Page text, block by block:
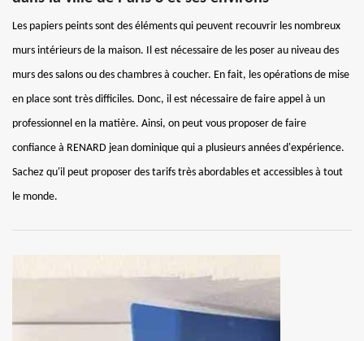
Les papiers peints sont des éléments qui peuvent recouvrir les nombreux
murs intérieurs de la maison. Il est nécessaire de les poser au niveau des
murs des salons ou des chambres à coucher. En fait, les opérations de mise
en place sont très difficiles. Donc, il est nécessaire de faire appel à un
professionnel en la matière. Ainsi, on peut vous proposer de faire
confiance à RENARD jean dominique qui a plusieurs années d'expérience.
Sachez qu'il peut proposer des tarifs très abordables et accessibles à tout
le monde.